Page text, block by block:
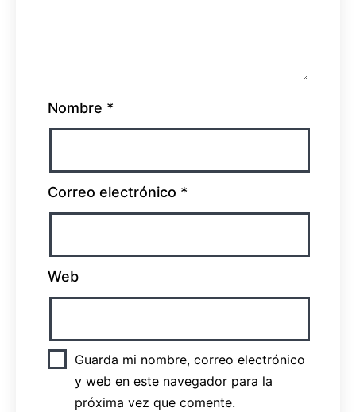
Nombre *
Correo electrónico *
Web
Guarda mi nombre, correo electrónico
y web en este navegador para la
próxima vez que comente.